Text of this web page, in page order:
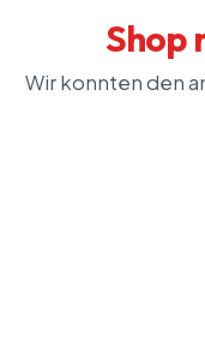
Shop
Wir konnten den